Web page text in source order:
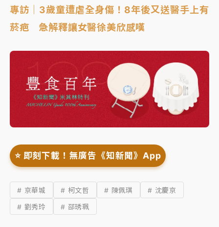
專訪｜3歲童遭虐全身傷！8年後又送醫手上有
菸疤 急解釋讓女醫徐美欣感嘆
⭐️ 即刻下載！無廣告《知新聞》App
# 京華城 # 柯文哲 # 陳佩琪
# 沈慶京
# 劉秀玲
# 邵琇珮